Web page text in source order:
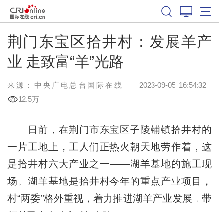
荆门东宝区拾井村：发展羊产
业 走致富“羊”光路
来源：中央广电总台国际在线 | 2023-09-05 16:54:32
12.5万
日前，在荆门市东宝区子陵铺镇拾井村的
一片工地上，工人们正热火朝天地劳作着，这
是拾井村六大产业之一——湖羊基地的施工现
场。湖羊基地是拾井村今年的重点产业项目，
村“两委”格外重视，着力推进湖羊产业发展，带